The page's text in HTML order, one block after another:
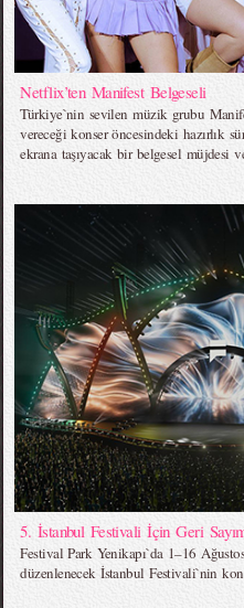
Netflix’ten Manifest Belgeseli
Türkiye`nin sevilen müzik grubu
vereceği konser öncesindeki hazırlık
ekrana taşıyacak bir belgesel müjdesi
5. İstanbul Festivali İçin Geri
Festival Park Yenikapı`da 1–16
düzenlenecek İstanbul Festivali`nin